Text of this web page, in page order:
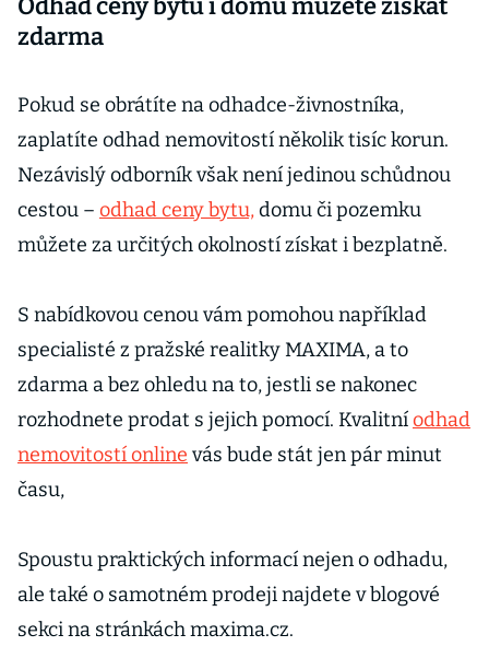
Odhad ceny bytu i domu můžete získat
zdarma
Pokud se obrátíte na odhadce-živnostníka,
zaplatíte odhad nemovitostí několik tisíc korun.
Nezávislý odborník však není jedinou schůdnou
cestou – odhad ceny bytu,domu či pozemku
můžete za určitých okolností získat i bezplatně.
S nabídkovou cenou vám pomohou například
specialisté z pražské realitky MAXIMA, a to
zdarma a bez ohledu na to, jestli se nakonec
rozhodnete prodat s jejich pomocí. Kvalitníodhad
nemovitostí online vás bude stát jen pár minut
času,
Spoustu praktických informací nejen o odhadu,
ale také o samotném prodeji najdete v blogové
sekci na stránkách maxima.cz.